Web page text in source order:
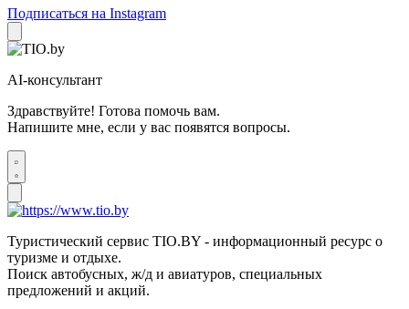
Подписаться на Instagram
AI-консультант
Здравствуйте! Готова помочь вам.
Напишите мне, если у вас появятся вопросы.
Туристический сервис TIO.BY - информационный ресурс о
туризме и отдыхе.
Поиск автобусных, ж/д и авиатуров, специальных
предложений и акций.